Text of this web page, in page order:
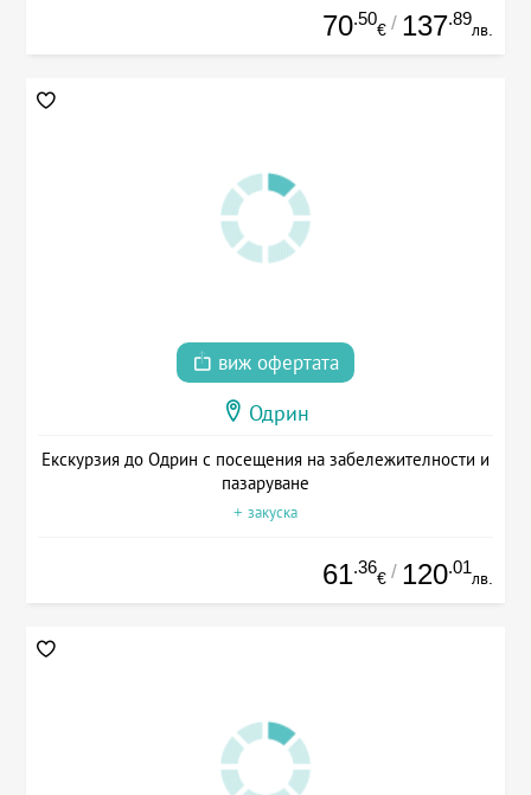
70.50
€ / 137.89
лв.
виж офертата
Одрин
Екскурзия до Одрин с посещения на забележителности и
пазаруване
+ закуска
61.36
€ / 120.01
лв.